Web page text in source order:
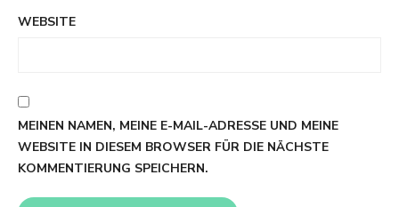
WEBSITE
MEINEN NAMEN, MEINE E-MAIL-ADRESSE UND MEINE
WEBSITE IN DIESEM BROWSER FÜR DIE NÄCHSTE
KOMMENTIERUNG SPEICHERN.